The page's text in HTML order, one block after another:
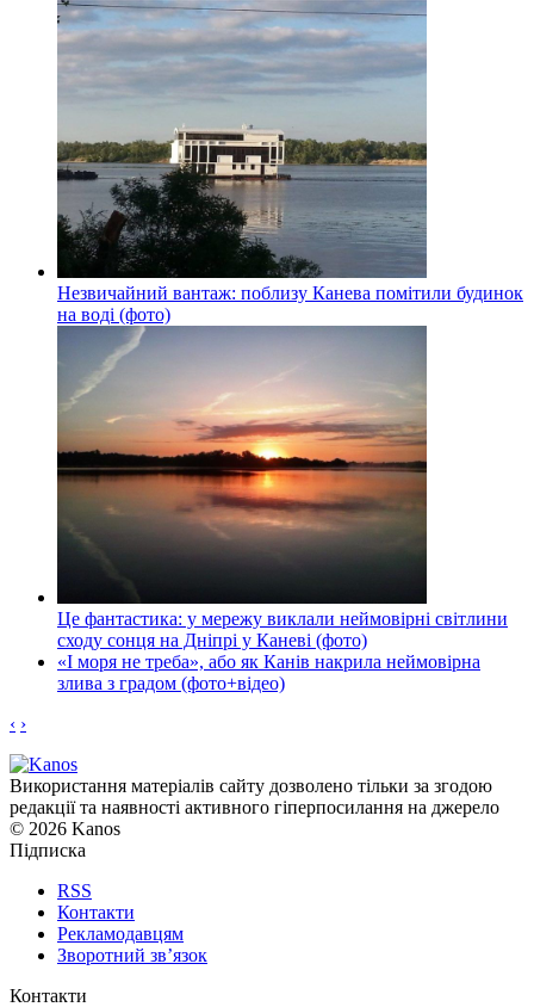
Незвичайний вантаж: поблизу Канева помітили будинок
на воді (фото)
Це фантастика: у мережу виклали неймовірні світлини
сходу сонця на Дніпрі у Каневі (фото)
«І моря не треба», або як Канів накрила неймовірна
злива з градом (фото+відео)
‹ ›
Використання матеріалів сайту дозволено тільки за згодою
редакції та наявності активного гіперпосилання на джерело
© 2026 Kanos
Підписка
RSS
Контакти
Рекламодавцям
Зворотний зв’язок
Контакти